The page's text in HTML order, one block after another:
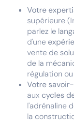
Votre
supérieure
parlez le
d'une
vente de
de la
régulation
Votre
aux cycles
l'adrénaline
la